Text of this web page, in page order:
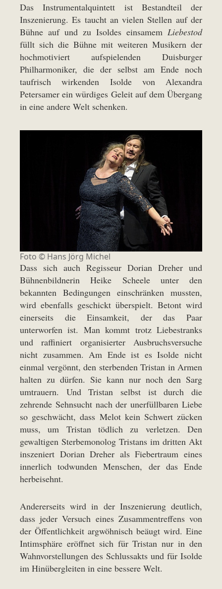
Das Instrumentalquintett ist Bestandteil der
Inszenierung. Es taucht an vielen Stellen auf der
Bühne auf und zu Isoldes einsamem Liebestod
füllt sich die Bühne mit weiteren Musikern der
hochmotiviert aufspielenden Duisburger
Philharmoniker, die der selbst am Ende noch
taufrisch wirkenden Isolde von Alexandra
Petersamer ein würdiges Geleit auf dem Übergang
in eine andere Welt schenken.
Foto © Hans Jörg Michel
Dass sich auch Regisseur Dorian Dreher und
Bühnenbildnerin Heike Scheele unter den
bekannten Bedingungen einschränken mussten,
wird ebenfalls geschickt überspielt. Betont wird
einerseits die Einsamkeit, der das Paar
unterworfen ist. Man kommt trotz Liebestranks
und raffiniert organisierter Ausbruchsversuche
nicht zusammen. Am Ende ist es Isolde nicht
einmal vergönnt, den sterbenden Tristan in Armen
halten zu dürfen. Sie kann nur noch den Sarg
umtrauern. Und Tristan selbst ist durch die
zehrende Sehnsucht nach der unerfüllbaren Liebe
so geschwächt, dass Melot kein Schwert zücken
muss, um Tristan tödlich zu verletzen. Den
gewaltigen Sterbemonolog Tristans im dritten Akt
inszeniert Dorian Dreher als Fiebertraum eines
innerlich todwunden Menschen, der das Ende
herbeisehnt.
Andererseits wird in der Inszenierung deutlich,
dass jeder Versuch eines Zusammentreffens von
der Öffentlichkeit argwöhnisch beäugt wird. Eine
Intimsphäre eröffnet sich für Tristan nur in den
Wahnvorstellungen des Schlussakts und für Isolde
im Hinübergleiten in eine bessere Welt.